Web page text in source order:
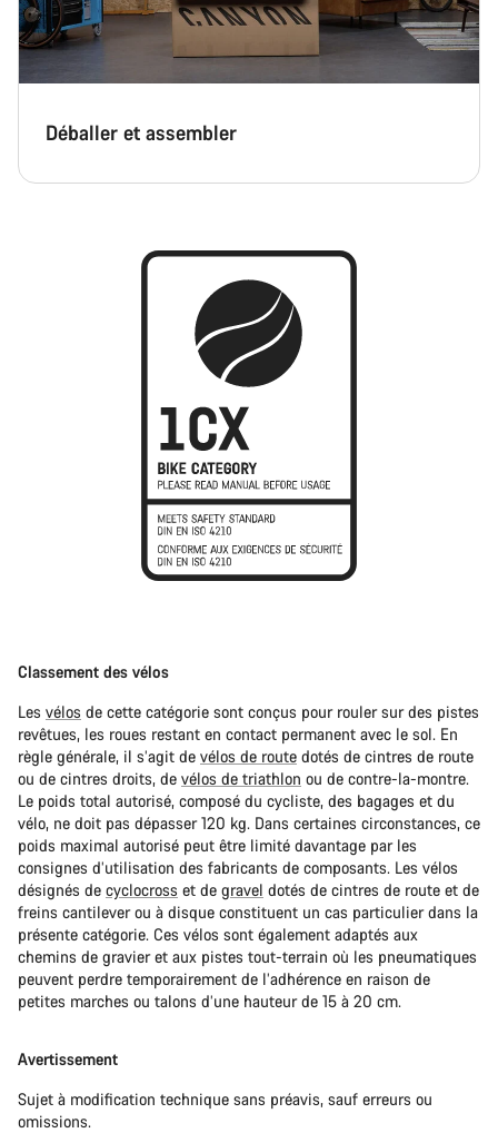
Déballer et assembler
Classement des vélos
Les vélos de cette catégorie sont conçus pour rouler sur des pistes
revêtues, les roues restant en contact permanent avec le sol. En
règle générale, il s’agit de vélos de route dotés de cintres de route
ou de cintres droits, de vélos de triathlon ou de contre-la-montre.
Le poids total autorisé, composé du cycliste, des bagages et du
vélo, ne doit pas dépasser 120 kg. Dans certaines circonstances, ce
poids maximal autorisé peut être limité davantage par les
consignes d’utilisation des fabricants de composants. Les vélos
désignés de cyclocross et de gravel dotés de cintres de route et de
freins cantilever ou à disque constituent un cas particulier dans la
présente catégorie. Ces vélos sont également adaptés aux
chemins de gravier et aux pistes tout-terrain où les pneumatiques
peuvent perdre temporairement de l’adhérence en raison de
petites marches ou talons d’une hauteur de 15 à 20 cm.
Avertissement
Sujet à modification technique sans préavis, sauf erreurs ou
omissions.